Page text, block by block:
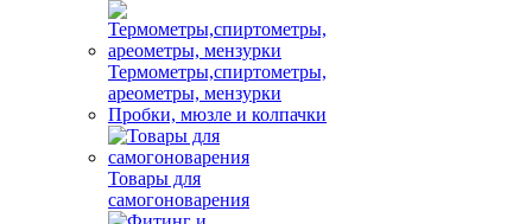
Термометры,спиртометры,
ареометры, мензурки
Пробки, мюзле и колпачки
Товары для
самогоноварения